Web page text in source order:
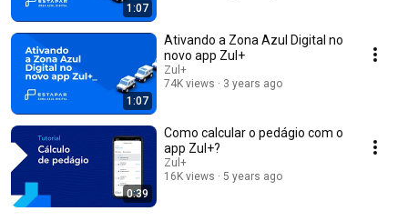
1:07
1:07
Ativando a Zona Azul Digital no
novo app Zul+
Zul+
74K views
3 years ago
0:39
Como calcular o pedágio com o
app Zul+?
Zul+
16K views
5 years ago